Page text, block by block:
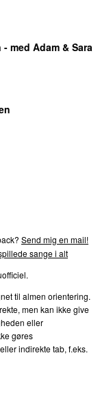
med Adam & Sara
Send mig en mail!
sange i alt
til almen orientering.
men kan ikke give
eller
gøres
indirekte tab, f.eks.